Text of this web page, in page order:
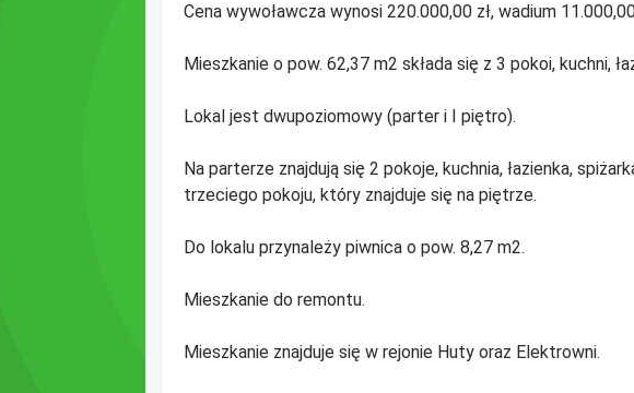
Cena wywoławcza wynosi 220.000,00 zł, wadium
Mieszkanie o pow. 62,37 m2 składa się z 3 pokoi, kuchni,
Lokal jest dwupoziomowy (parter i I piętro).
Na parterze znajdują się 2 pokoje, kuchnia, łazienka,
trzeciego pokoju, który znajduje się na piętrze.
Do lokalu przynależy piwnica o pow. 8,27 m2.
Mieszkanie do remontu.
Mieszkanie znajduje się w rejonie Huty oraz Elektrowni.